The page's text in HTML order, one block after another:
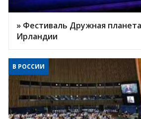
» Фестиваль Дружная
Ирландии
В РОССИИ